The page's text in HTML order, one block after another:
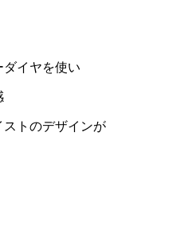
イヤを使い
トのデザインが